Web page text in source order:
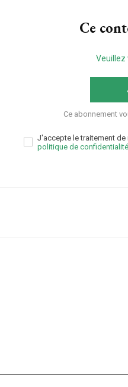
Ce
Veuillez
Ce abonnement
J'accepte le traitement
politique de confidentialité